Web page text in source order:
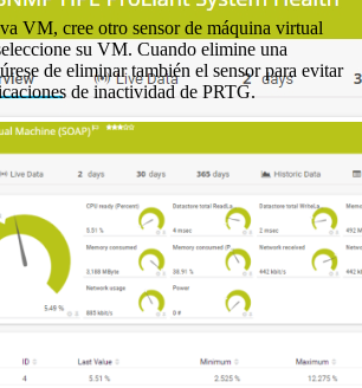
VM, cree otro sensor de máquina virtual
su VM. Cuando elimine una
de eliminar también el sensor para evitar
de inactividad de PRTG.